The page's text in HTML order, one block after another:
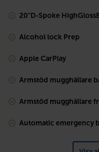
20"D-Spoke
Alcohol lock Prep
Apple CarPlay
Armstöd mugghållare
Armstöd mugghållare
Automatic emergency